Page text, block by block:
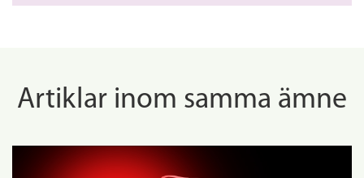
Artiklar inom samma ämne